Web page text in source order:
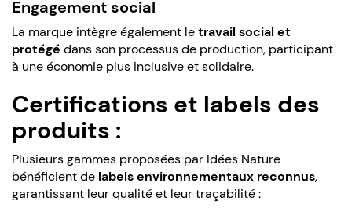
Engagement social
La marque intègre également letravail social et
protégé dans son processus de production, participant
à une économie plus inclusive et solidaire.
Certifications et labels des
produits :
Plusieurs gammes proposées par Idées Nature
bénéficient de labels environnementaux reconnus,
garantissant leur qualité et leur traçabilité :